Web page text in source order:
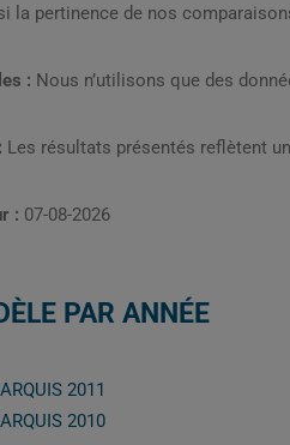
la pertinence de nos
: Nous n’utilisons que des
Les résultats présentés reflètent
: 07-08-2026
PAR ANNÉE
2011
2010